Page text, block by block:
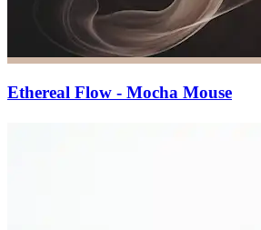
Ethereal Flow - Mocha Mouse